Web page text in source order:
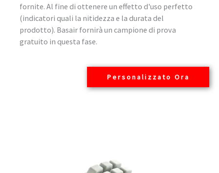
fornite. Al fine di ottenere un effetto d'uso perfetto
(indicatori quali la nitidezza e la durata del
prodotto). Basair fornirà un campione di prova
gratuito in questa fase.
Personalizzato Ora